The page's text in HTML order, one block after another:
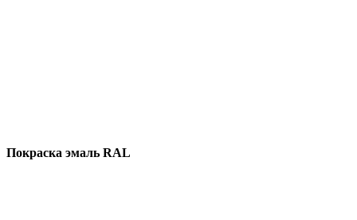
Покраска эмаль RAL